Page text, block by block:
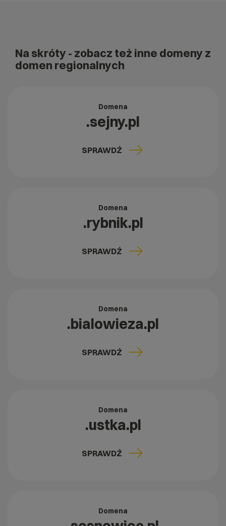
Na skróty - zobacz też inne domeny z
domen regionalnych
Domena
.sejny.pl
SPRAWDŹ
Domena
.rybnik.pl
SPRAWDŹ
Domena
.bialowieza.pl
SPRAWDŹ
Domena
.ustka.pl
SPRAWDŹ
Domena